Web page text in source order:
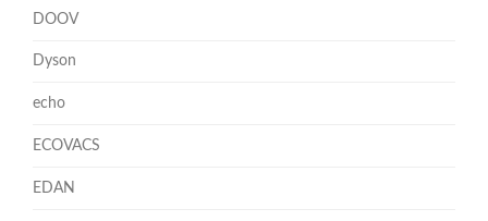
DOOV
Dyson
echo
ECOVACS
EDAN